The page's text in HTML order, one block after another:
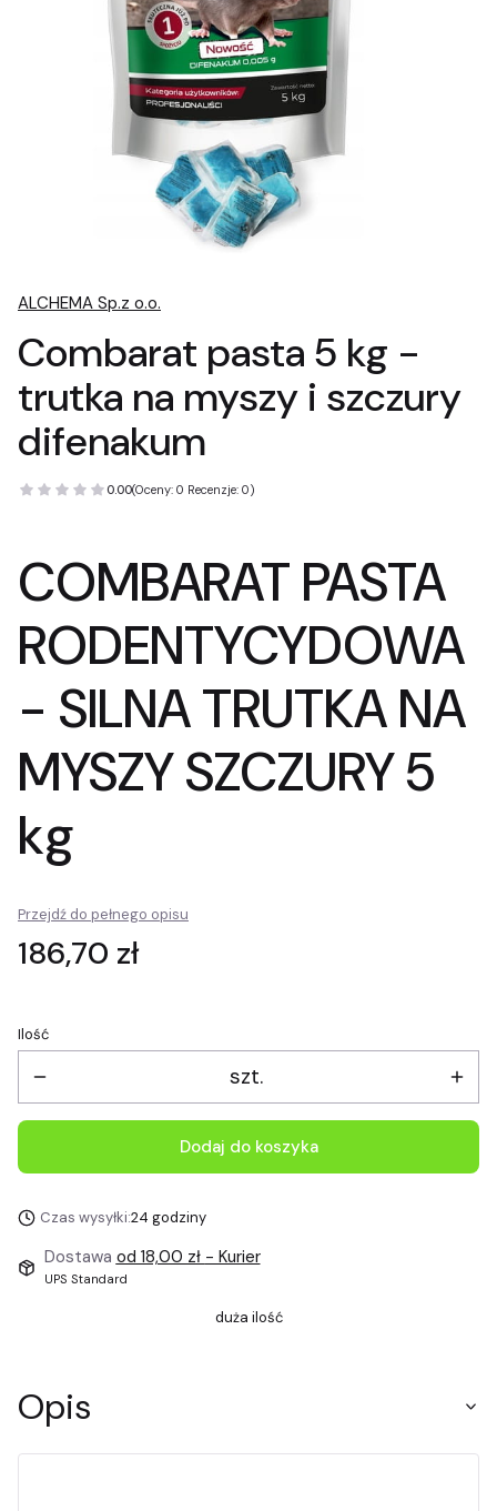
ALCHEMA Sp.z o.o.
Combarat pasta 5 kg -
trutka na myszy i szczury
difenakum
0.00(Oceny: 0 Recenzje: 0)
COMBARAT PASTA
RODENTYCYDOWA
- SILNA TRUTKA NA
MYSZY SZCZURY 5
kg
Przejdź do pełnego opisu
Cena
186,70 zł
Ilość
szt.
Dodaj do koszyka
Czas wysyłki:24 godziny
Dostawa od 18,00 zł - Kurier
UPS Standard
duża ilość
Opis